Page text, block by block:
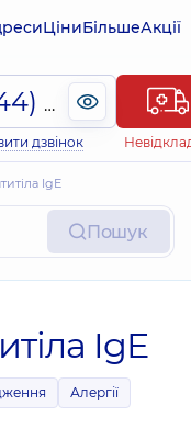
ЦіниБільшеАкції
(044) 495-2-888
дзвінок
IgE
Пошук
IgE
Алергії